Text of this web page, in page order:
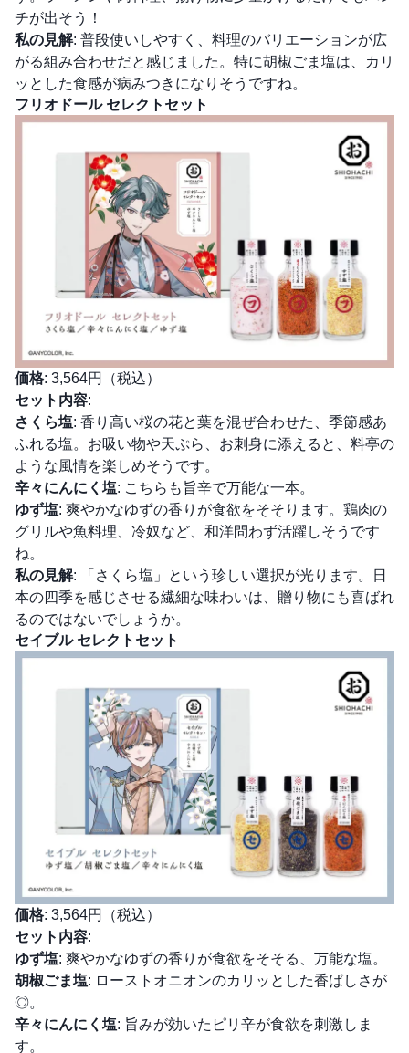
チが出そう！
私の見解: 普段使いしやすく、料理のバリエーションが広
がる組み合わせだと感じました。特に胡椒ごま塩は、カリ
ッとした食感が病みつきになりそうですね。
フリオドール セレクトセット
価格: 3,564円（税込）
セット内容:
さくら塩: 香り高い桜の花と葉を混ぜ合わせた、季節感あ
ふれる塩。お吸い物や天ぷら、お刺身に添えると、料亭の
ような風情を楽しめそうです。
辛々にんにく塩: こちらも旨辛で万能な一本。
ゆず塩: 爽やかなゆずの香りが食欲をそそります。鶏肉の
グリルや魚料理、冷奴など、和洋問わず活躍しそうです
ね。
私の見解: 「さくら塩」という珍しい選択が光ります。日
本の四季を感じさせる繊細な味わいは、贈り物にも喜ばれ
るのではないでしょうか。
セイブル セレクトセット
価格: 3,564円（税込）
セット内容:
ゆず塩: 爽やかなゆずの香りが食欲をそそる、万能な塩。
胡椒ごま塩: ローストオニオンのカリッとした香ばしさが
◎。
辛々にんにく塩: 旨みが効いたピリ辛が食欲を刺激しま
す。